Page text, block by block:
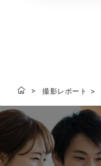
撮影レポート